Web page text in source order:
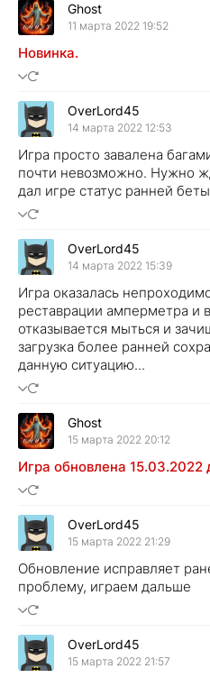
Ghost
11 марта 2022 19:52
Новинка.
OverLord45
14 марта 2022 12:53
Игра просто завалена
почти невозможно. Нужно
дал игре статус ранней беты
OverLord45
14 марта 2022 15:39
Игра оказалась
реставрации амперметра и
отказывается мыться и
загрузка более ранней
данную ситуацию...
Ghost
15 марта 2022 20:12
Игра обновлена 15.03.2022
OverLord45
15 марта 2022 21:29
Обновление исправляет
проблему, играем дальше
OverLord45
15 марта 2022 21:57